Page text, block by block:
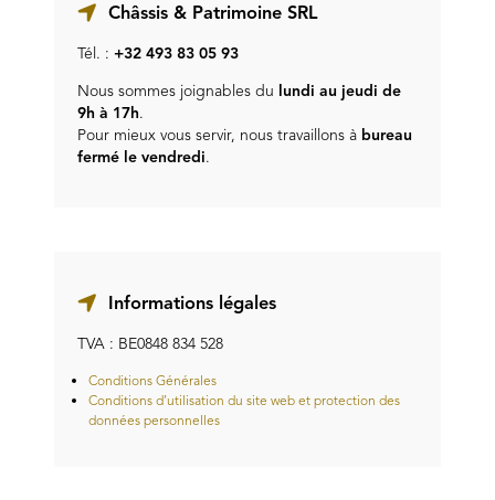
Châssis & Patrimoine SRL
Tél. :+32 493 83 05 93
Nous sommes joignables du lundi au jeudi de
9h à 17h.
Pour mieux vous servir, nous travaillons à bureau
fermé le vendredi.
Informations légales
TVA : BE0848 834 528
Conditions Générales
Conditions d’utilisation du site web et protection des
données personnelles